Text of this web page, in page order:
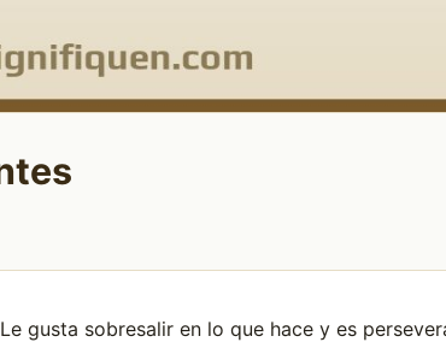
gusta sobresalir en lo que hace y es